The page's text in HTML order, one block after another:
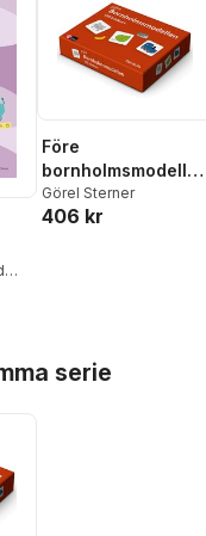
Före
bornholmsmodellen
- bildkort
Görel Sterner
406 kr
serie